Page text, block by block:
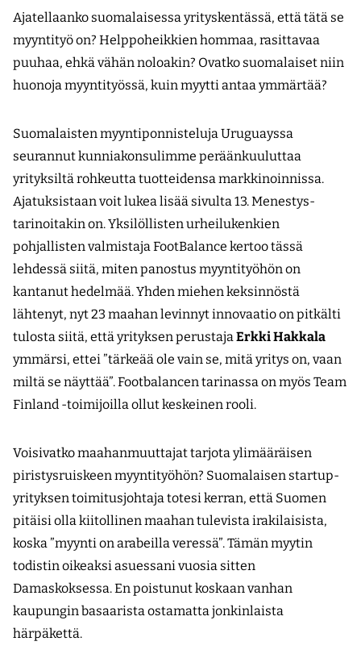
Ajatellaanko suomalaisessa yrityskentässä, että tätä se
myyntityö on? Helppoheikkien hommaa, rasittavaa
puuhaa, ehkä vähän noloakin? Ovatko suomalaiset niin
huonoja myyntityössä, kuin myytti antaa ymmärtää?
Suomalaisten myyntiponnisteluja Uruguayssa
seurannut kunniakonsulimme peräänkuuluttaa
yrityksiltä rohkeutta tuotteidensa markkinoinnissa.
Ajatuksistaan voit lukea lisää sivulta 13. Menestys­
tarinoitakin on. Yksilöllisten urheilukenkien
pohjallisten valmistaja FootBalance kertoo tässä
lehdessä siitä, miten panostus myyntityöhön on
kantanut hedelmää. Yhden miehen keksinnöstä
lähtenyt, nyt 23 maahan levinnyt innovaatio on pitkälti
tulosta siitä, että yrityksen perustajaErkki Hakkala
ymmärsi, ettei ”tärkeää ole vain se, mitä yritys on, vaan
miltä se näyttää”. Footbalancen tarinassa on myös Team
Finland -toimijoilla ollut keskeinen rooli.
Voisivatko maahanmuuttajat tarjota ylimääräisen
piristysruiskeen myyntityöhön? Suomalaisen startup-
yrityksen toimitusjohtaja totesi kerran, että Suomen
pitäisi olla kiitollinen maahan tulevista irakilaisista,
koska ”myynti on arabeilla veressä”. Tämän myytin
todistin oikeaksi asuessani vuosia sitten
Damaskoksessa. En poistunut koskaan vanhan
kaupungin basaarista ostamatta jonkinlaista
härpäkettä.